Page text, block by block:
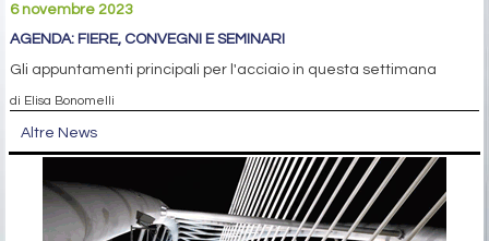
6 novembre 2023
AGENDA: FIERE, CONVEGNI E SEMINARI
Gli appuntamenti principali per l'acciaio in questa settimana
di Elisa Bonomelli
Altre News